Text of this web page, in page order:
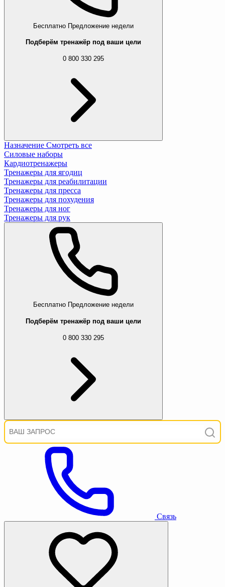
Бесплатно Предложение недели
Подберём тренажёр под ваши цели
0 800 330 295
Назначение Смотреть все
Силовые наборы
Кардиотренажеры
Тренажеры для ягодиц
Тренажеры для реабилитации
Тренажеры для пресса
Тренажеры для похудения
Тренажеры для ног
Тренажеры для рук
Бесплатно Предложение недели
Подберём тренажёр под ваши цели
0 800 330 295
Связь